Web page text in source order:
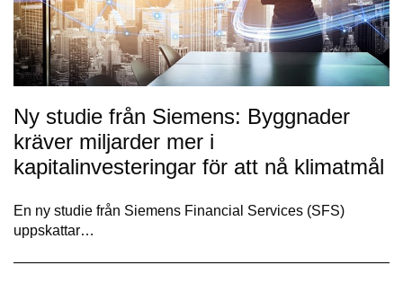
Ny studie från Siemens: Byggnader
kräver miljarder mer i
kapitalinvesteringar för att nå klimatmål
En ny studie från Siemens Financial Services (SFS)
uppskattar…